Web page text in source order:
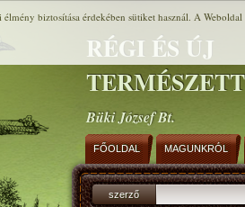
RÉGI ÉS ÚJ
Büki József Bt.
FŐOLDAL MAGUNKRÓL
szerző
biztosítása érdekében sütiket használ. A